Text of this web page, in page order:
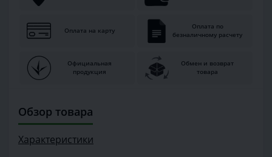
Оплата на карту
Оплата по
безналичному расчету
Официальная
продукция
Обмен и возврат
товара
Обзор товара
Характеристики